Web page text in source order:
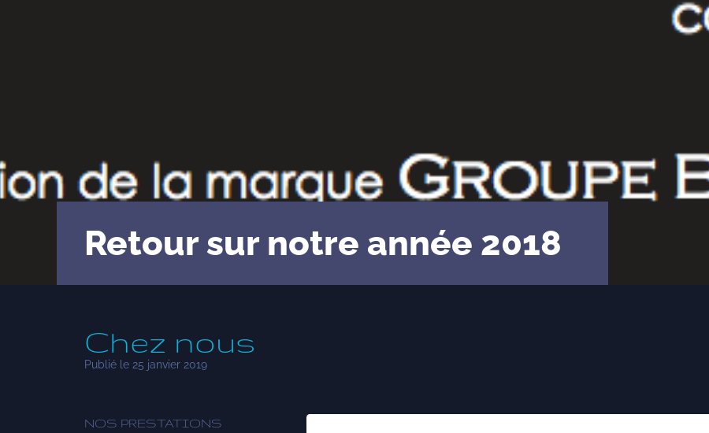
Retour sur notre année 2018
Chez nous
Publié le 25 janvier 2019
NOS PRESTATIONS